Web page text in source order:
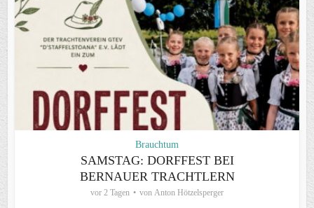
Brauchtum
SAMSTAG: DORFFEST BEI
BERNAUER TRACHTLERN
vor 2 Tagen von Anton Hötzelsperger